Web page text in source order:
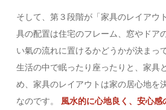
そして、第３段階が「家具のレイアウ
具の配置は住宅のフレーム、窓やドア
い氣の流れに置けるかどうかが決まっ
生活の中で眠ったり座ったりと、家具
め、家具のレイアウトは家の居心地を
なのです。 風水的に心地良く、安心感